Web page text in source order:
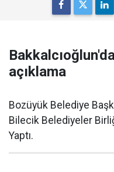
açıklama
Bozüyük Belediye
Bilecik Belediyeler
Yaptı.